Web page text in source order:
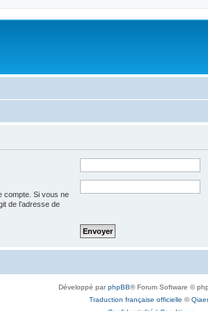
compte. Si vous ne
de l’adresse de
Développé parphpBB® Forum Software ©
Traduction française officielle ©